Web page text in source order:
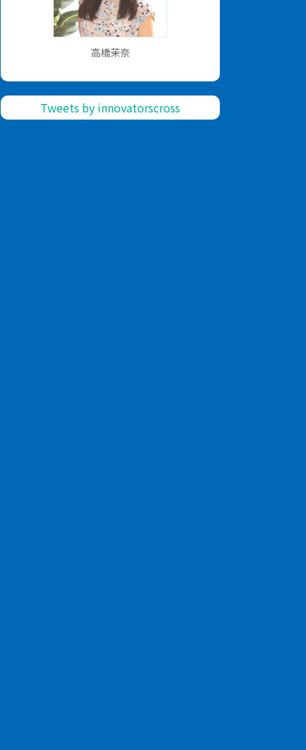
高橋茉奈
Tweets by innovatorscross